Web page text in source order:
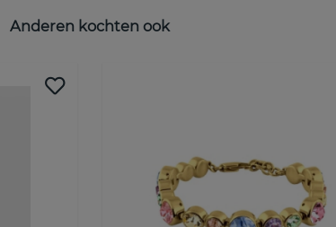
Anderen kochten ook